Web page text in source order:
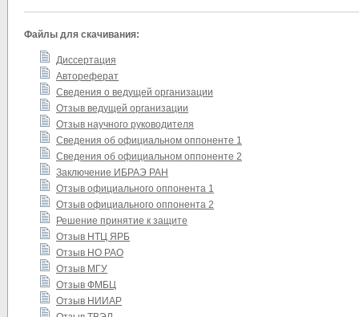
Файлы для скачивания:
Диссертация
Автореферат
Сведения о ведущей организации
Отзыв ведущей организации
Отзыв научного руководителя
Сведения об официальном оппоненте 1
Сведения об официальном оппоненте 2
Заключение ИБРАЭ РАН
Отзыв официального оппонента 1
Отзыв официального оппонента 2
Решение принятие к защите
Отзыв НТЦ ЯРБ
Отзыв НО РАО
Отзыв МГУ
Отзыв ФМБЦ
Отзыв НИИАР